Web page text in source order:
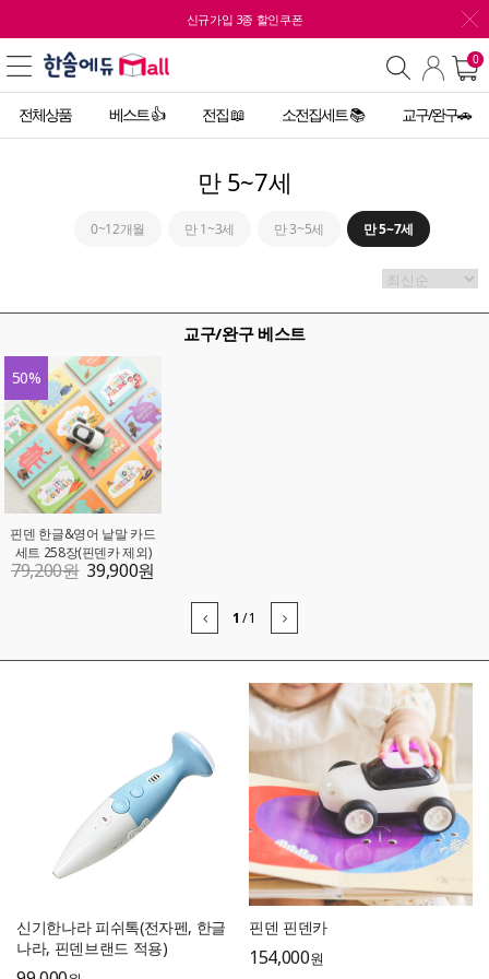
신규가입 3종 할인쿠폰
0
전체상품 베스트 👍 전집 📖 소전집세트 📚 교구/완구🚗
만 5~7세
0~12개월 만 1~3세 만 3~5세 만 5~7세
교구/완구 베스트
50%
핀덴 한글&영어 낱말 카드
세트 258장(핀덴카 제외)
79,200원 39,900원
1 /1
신기한나라 피쉬톡(전자펜, 한글
나라, 핀덴브랜드 적용)
핀덴 핀덴카
154,000원